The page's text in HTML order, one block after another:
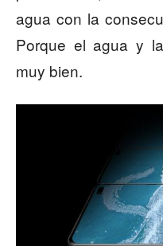
agua con la
Porque el agua y
muy bien.